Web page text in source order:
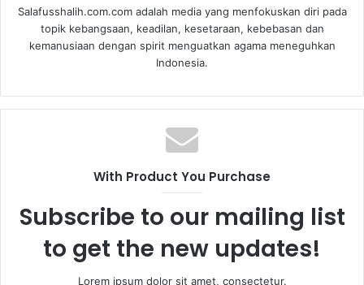
Salafusshalih.com.com adalah media yang menfokuskan diri pada
topik kebangsaan, keadilan, kesetaraan, kebebasan dan
kemanusiaan dengan spirit menguatkan agama meneguhkan
Indonesia.
With Product You Purchase
Subscribe to our mailing list
to get the new updates!
Lorem ipsum dolor sit amet, consectetur.